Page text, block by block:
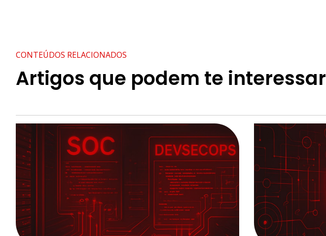
CONTEÚDOS RELACIONADOS
Artigos que podem te interessar